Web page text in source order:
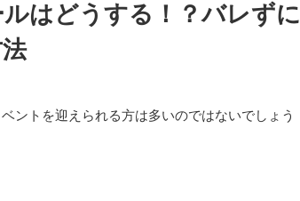
はどうする！？バレずに
ントを迎えられる方は多いのではないでしょう